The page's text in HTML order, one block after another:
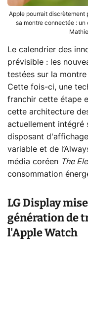
Apple pourrait discrètement
sa montre connectée : un
Le calendrier des
prévisible : les
testées sur la
Cette fois-ci, une
franchir cette étape
cette architecture
actuellement intégré
disposant
variable et de
média coréen The
consommation
LG Display
génération de
l'Apple Watch